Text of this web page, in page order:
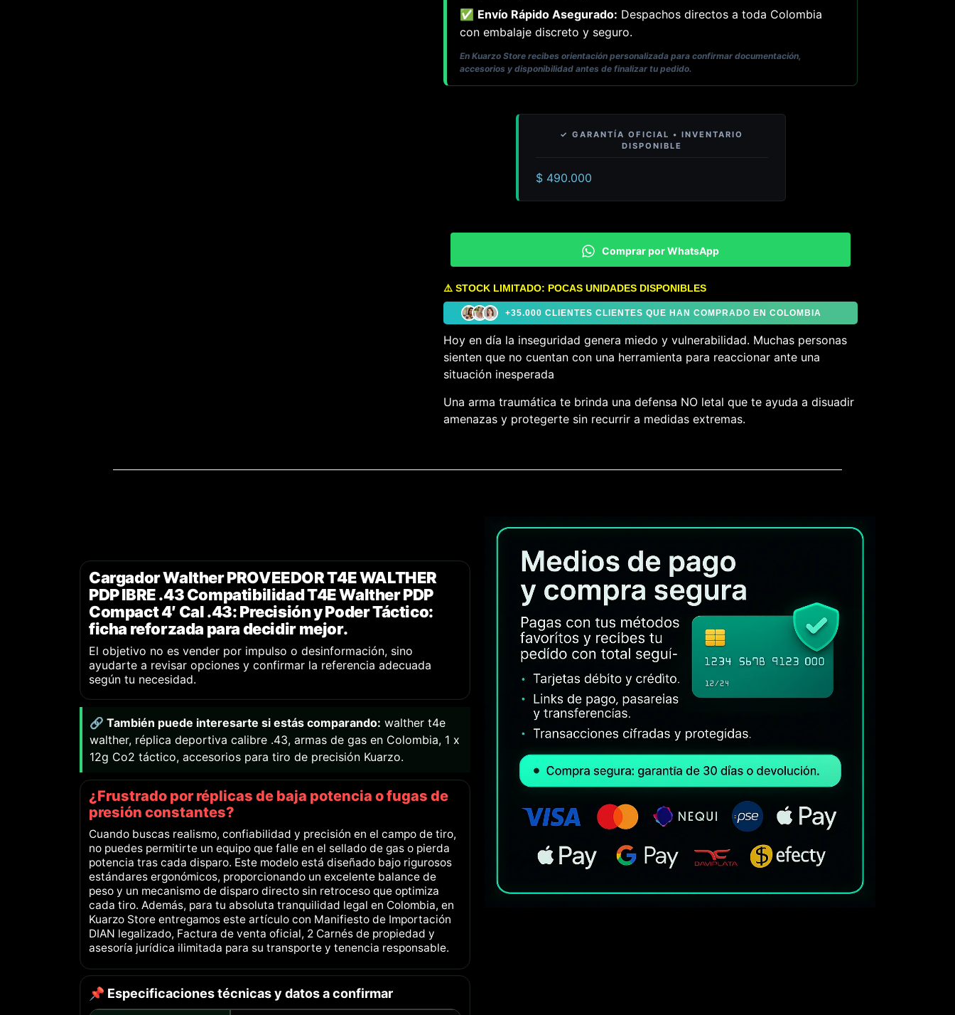
✅ Envío Rápido Asegurado: Despachos directos a toda Colombia
con embalaje discreto y seguro.
En Kuarzo Store recibes orientación personalizada para confirmar documentación,
accesorios y disponibilidad antes de finalizar tu pedido.
$490.000
Comprar por WhatsApp
⚠️ STOCK LIMITADO: POCAS UNIDADES DISPONIBLES
+35.000 CLIENTES CLIENTES QUE HAN COMPRADO EN COLOMBIA
Hoy en día la inseguridad genera miedo y vulnerabilidad. Muchas personas
sienten que no cuentan con una herramienta para reaccionar ante una
situación inesperada
Una arma traumática te brinda una defensa NO letal que te ayuda a disuadir
amenazas y protegerte sin recurrir a medidas extremas.
Cargador Walther PROVEEDOR T4E WALTHER
PDP IBRE .43 Compatibilidad T4E Walther PDP
Compact 4′ Cal .43: Precisión y Poder Táctico:
ficha reforzada para decidir mejor.
El objetivo no es vender por impulso o desinformación, sino
ayudarte a revisar opciones y confirmar la referencia adecuada
según tu necesidad.
🔗 También puede interesarte si estás comparando: walther t4e
walther, réplica deportiva calibre .43, armas de gas en Colombia, 1 x
12g Co2 táctico, accesorios para tiro de precisión Kuarzo.
¿Frustrado por réplicas de baja potencia o fugas de
presión constantes?
Cuando buscas realismo, confiabilidad y precisión en el campo de tiro,
no puedes permitirte un equipo que falle en el sellado de gas o pierda
potencia tras cada disparo. Este modelo está diseñado bajo rigurosos
estándares ergonómicos, proporcionando un excelente balance de
peso y un mecanismo de disparo directo sin retroceso que optimiza
cada tiro. Además, para tu absoluta tranquilidad legal en Colombia, en
Kuarzo Store entregamos este artículo con Manifiesto de Importación
DIAN legalizado, Factura de venta oficial, 2 Carnés de propiedad y
asesoría jurídica ilimitada para su transporte y tenencia responsable.
📌 Especificaciones técnicas y datos a confirmar